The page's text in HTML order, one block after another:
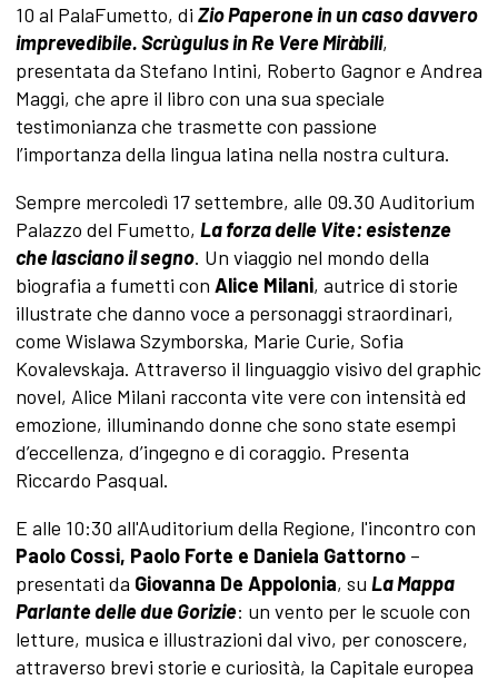
10 al PalaFumetto, di Zio Paperone in un caso davvero
imprevedibile. Scrùgulus in Re Vere Miràbili,
presentata da Stefano Intini, Roberto Gagnor e Andrea
Maggi, che apre il libro con una sua speciale
testimonianza che trasmette con passione
l’importanza della lingua latina nella nostra cultura.
Sempre mercoledì 17 settembre, alle 09.30 Auditorium
Palazzo del Fumetto, La forza delle Vite: esistenze
che lasciano il segno. Un viaggio nel mondo della
biografia a fumetti con Alice Milani, autrice di storie
illustrate che danno voce a personaggi straordinari,
come Wislawa Szymborska, Marie Curie, Sofia
Kovalevskaja. Attraverso il linguaggio visivo del graphic
novel, Alice Milani racconta vite vere con intensità ed
emozione, illuminando donne che sono state esempi
d’eccellenza, d’ingegno e di coraggio. Presenta
Riccardo Pasqual.
E alle 10:30 all'Auditorium della Regione, l'incontro con
Paolo Cossi, Paolo Forte e Daniela Gattorno–
presentati da Giovanna De Appolonia, su La Mappa
Parlante delle due Gorizie: un vento per le scuole con
letture, musica e illustrazioni dal vivo, per conoscere,
attraverso brevi storie e curiosità, la Capitale europea